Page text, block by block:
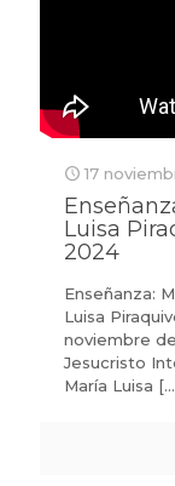
17
Luisa
2024
Enseñanza:
Luisa
noviembre
Jesucristo
María Luisa